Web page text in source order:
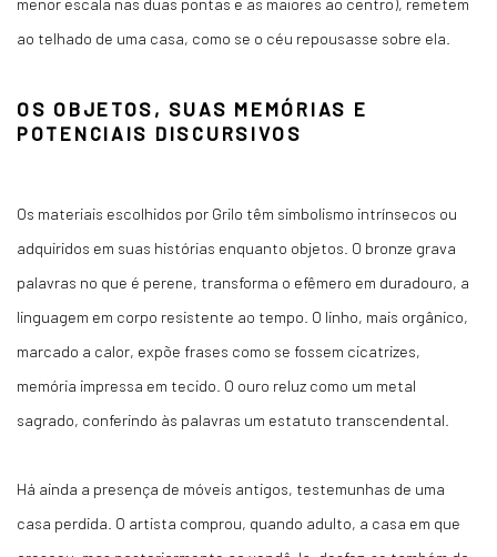
ao telhado de uma casa, como se o céu repousasse sobre ela.
OS OBJETOS, SUAS MEMÓRIAS E
POTENCIAIS DISCURSIVOS
Os materiais escolhidos por Grilo têm simbolismo intrínsecos ou
adquiridos em suas histórias enquanto objetos. O bronze grava
palavras no que é perene, transforma o efêmero em duradouro, a
linguagem em corpo resistente ao tempo. O linho, mais orgânico,
marcado a calor, expõe frases como se fossem cicatrizes,
memória impressa em tecido. O ouro reluz como um metal
sagrado, conferindo às palavras um estatuto transcendental.
Há ainda a presença de móveis antigos, testemunhas de uma
casa perdida. O artista comprou, quando adulto, a casa em que